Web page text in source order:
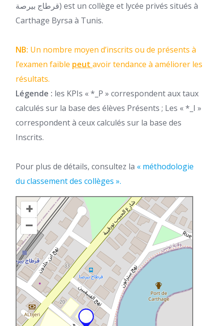
قرطاج بيرصة) est un collège et lycée privés situés à
Carthage Byrsa à Tunis.
NB: Un nombre moyen d’inscrits ou de présents à
l’examen faible peut avoir tendance à améliorer les
résultats.
Légende : les KPIs « *_P » correspondent aux taux
calculés sur la base des élèves Présents ; Les « *_I »
correspondent à ceux calculés sur la base des
Inscrits.
Pour plus de détails, consultez la « méthodologie
du classement des collèges ».
+
–